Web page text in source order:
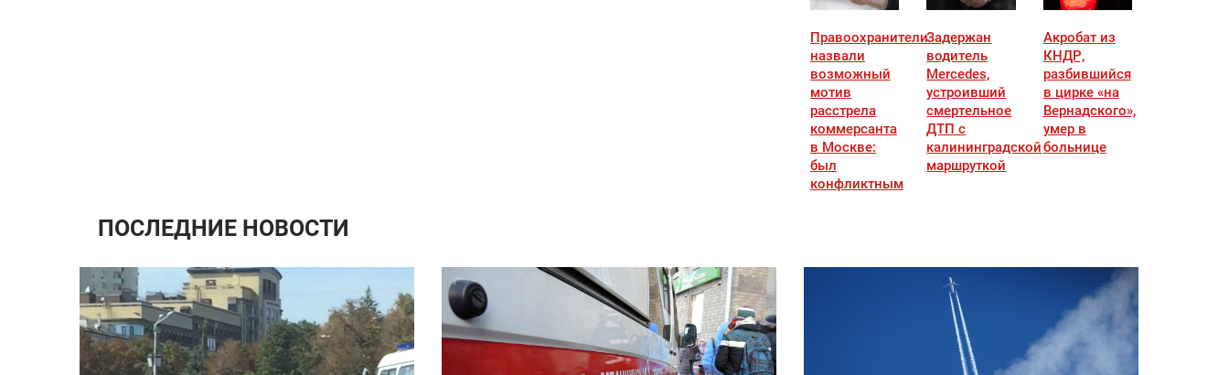
Правоохранители
назвали
возможный
мотив
расстрела
коммерсанта
в Москве:
был
конфликтным
Задержан
водитель
Mercedes,
устроивший
смертельное
ДТП с
калининградской
маршруткой
Акробат из
КНДР,
разбившийся
в цирке «на
Вернадского»,
умер в
больнице
ПОСЛЕДНИЕ НОВОСТИ